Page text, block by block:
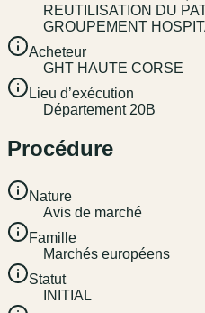
REUTILISATION DU
GROUPEMENT
Acheteur
GHT HAUTE CORSE
Lieu d’exécution
Département 20B
Procédure
Nature
Avis de marché
Famille
Marchés européens
Statut
INITIAL